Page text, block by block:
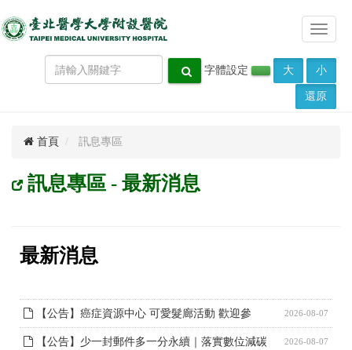
Toggle
字體設定
大 小
還原
首頁 訊息專區
訊息專區 - 最新消息
最新消息
【公告】癌症資源中心 可愛髮廊活動 歡迎參 2026-08-07
【公告】少一封郵件多一分永續｜落實數位減碳 2026-08-07